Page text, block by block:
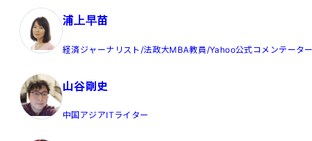
浦上早苗
経済ジャーナリスト/法政大MBA教員/Yahoo公式コメンテータ
山谷剛史
中国アジアITライター